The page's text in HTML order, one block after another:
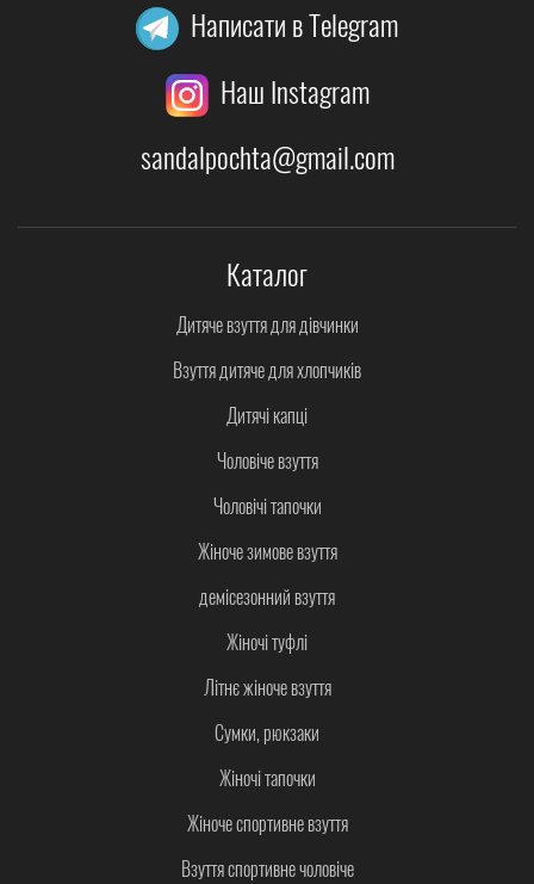
Написати в Telegram
Наш Instagram
sandalpochta@gmail.com
Каталог
Дитяче взуття для дівчинки
Взуття дитяче для хлопчиків
Дитячі капці
Чоловіче взуття
Чоловічі тапочки
Жіноче зимове взуття
демісезонний взуття
Жіночі туфлі
Літнє жіноче взуття
Сумки, рюкзаки
Жіночі тапочки
Жіноче спортивне взуття
Взуття спортивне чоловіче